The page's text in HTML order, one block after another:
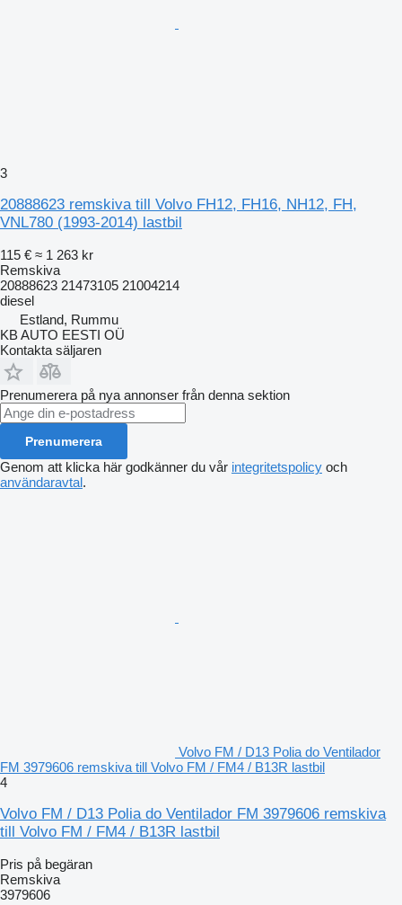
3
20888623 remskiva till Volvo FH12, FH16, NH12, FH,
VNL780 (1993-2014) lastbil
115 € ≈ 1 263 kr
Remskiva
20888623 21473105 21004214
diesel
Estland, Rummu
KB AUTO EESTI OÜ
Kontakta säljaren
Prenumerera på nya annonser från denna sektion
Prenumerera
Genom att klicka här godkänner du vår integritetspolicy och
användaravtal.
Volvo FM / D13 Polia do Ventilador
FM 3979606 remskiva till Volvo FM / FM4 / B13R lastbil
4
Volvo FM / D13 Polia do Ventilador FM 3979606 remskiva
till Volvo FM / FM4 / B13R lastbil
Pris på begäran
Remskiva
3979606